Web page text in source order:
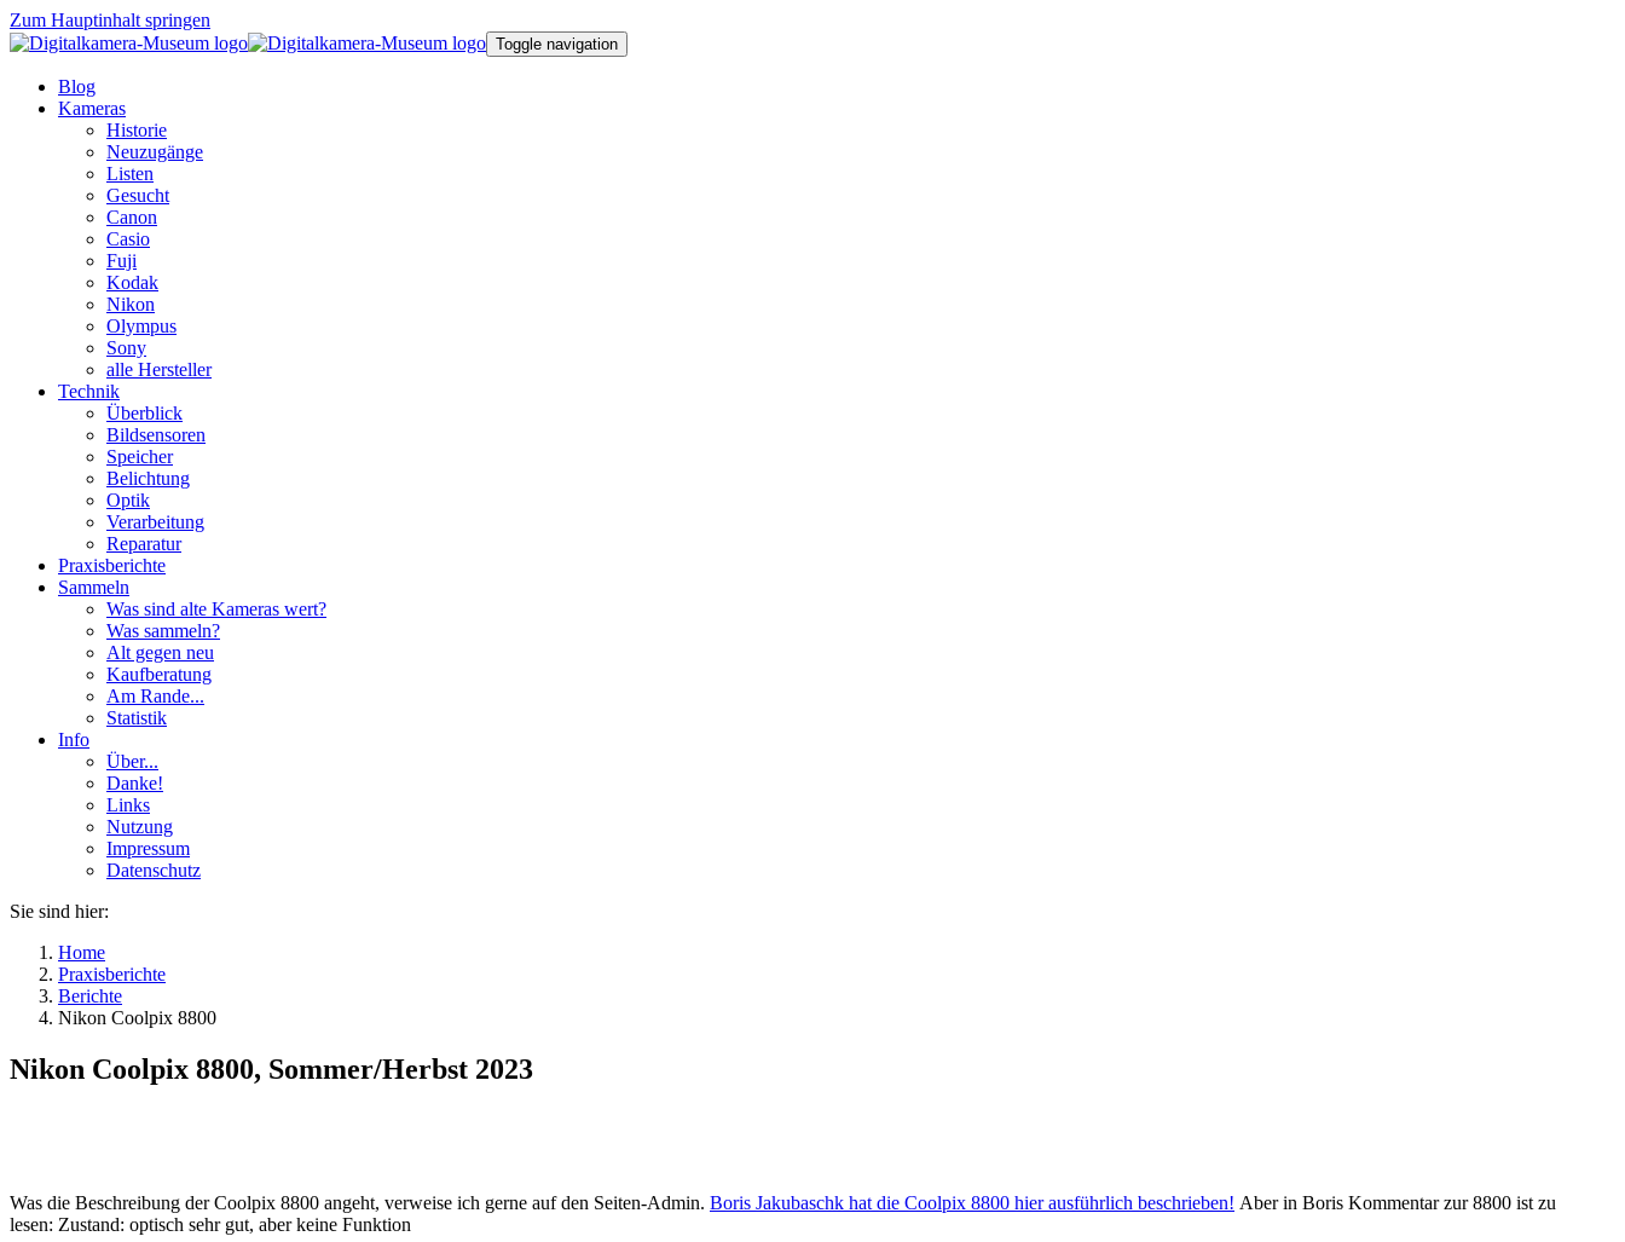
Zum Hauptinhalt springen
Toggle navigation
Blog
Kameras
Historie
Neuzugänge
Listen
Gesucht
Canon
Casio
Fuji
Kodak
Nikon
Olympus
Sony
alle Hersteller
Technik
Überblick
Bildsensoren
Speicher
Belichtung
Optik
Verarbeitung
Reparatur
Praxisberichte
Sammeln
Was sind alte Kameras wert?
Was sammeln?
Alt gegen neu
Kaufberatung
Am Rande...
Statistik
Info
Über...
Danke!
Links
Nutzung
Impressum
Datenschutz
Sie sind hier:
Home
Praxisberichte
Berichte
Nikon Coolpix 8800
Nikon Coolpix 8800, Sommer/Herbst 2023
Was die Beschreibung der Coolpix 8800 angeht, verweise ich gerne auf den Seiten-Admin. Boris Jakubaschk hat die Coolpix 8800 hier ausführlich beschrieben! Aber in Boris Kommentar zur 8800 ist zu
lesen: Zustand: optisch sehr gut, aber keine Funktion